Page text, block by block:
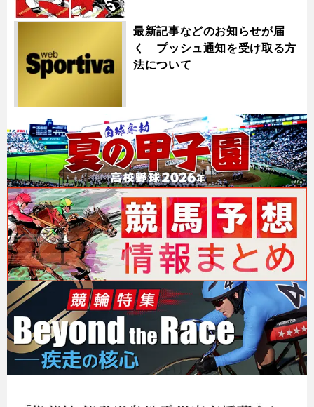
最新記事などのお知らせが届
く プッシュ通知を受け取る方
法について